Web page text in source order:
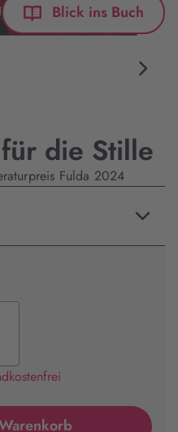
Blick ins Buch
die Stille
Fulda 2024